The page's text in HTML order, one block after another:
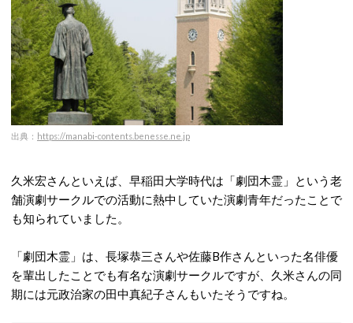
出典： https://manabi-contents.benesse.ne.jp
久米宏さんといえば、早稲田大学時代は「劇団木霊」という老
舗演劇サークルでの活動に熱中していた演劇青年だったことで
も知られていました。
「劇団木霊」は、長塚恭三さんや佐藤B作さんといった名俳優
を輩出したことでも有名な演劇サークルですが、久米さんの同
期には元政治家の田中真紀子さんもいたそうですね。